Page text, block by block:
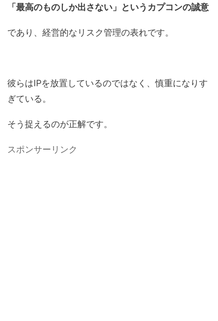
「最高のものしか出さない」というカプコンの誠意
であり、経営的なリスク管理の表れです。
彼らはIPを放置しているのではなく、慎重になりす
ぎている。
そう捉えるのが正解です。
スポンサーリンク